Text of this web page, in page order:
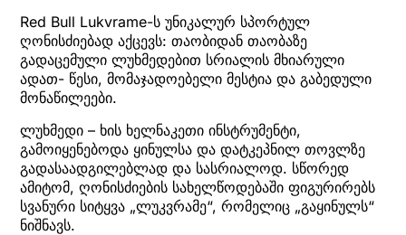
Red Bull Lukvrame-ს უნიკალურ სპორტულ
ღონისძიებად აქცევს: თაობიდან თაობაზე
გადაცემული ლუხმედებით სრიალის მხიარული
ადათ- წესი, მომაჯადოებელი მესტია და გაბედული
მონაწილეები.
ლუხმედი – ხის ხელნაკეთი ინსტრუმენტი,
გამოიყენებოდა ყინულსა და დატკეპნილ თოვლზე
გადასაადგილებლად და სასრიალოდ. სწორედ
ამიტომ, ღონისძიების სახელწოდებაში ფიგურირებს
სვანური სიტყვა „ლუკვრამე“, რომელიც „გაყინულს“
ნიშნავს.